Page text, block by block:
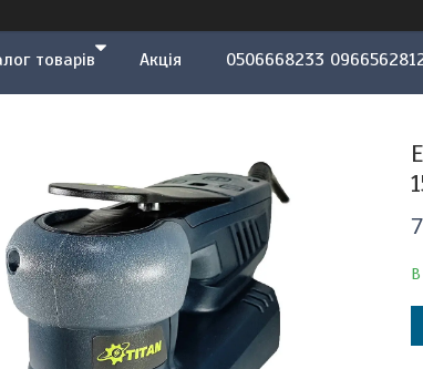
товарів Акція 0506668233
В